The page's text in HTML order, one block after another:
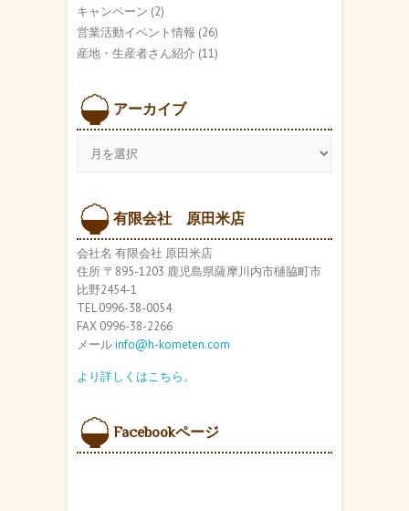
キャンペーン (2)
営業活動イベント情報 (26)
産地・生産者さん紹介 (11)
アーカイブ
ブ
有限会社 原田米店
会社名 有限会社 原田米店
住所 〒895-1203 鹿児島県薩摩川内市樋脇町市
比野2454-1
TEL 0996-38-0054
FAX 0996-38-2266
メールinfo@h-kometen.com
より詳しくはこちら。
Facebookページ